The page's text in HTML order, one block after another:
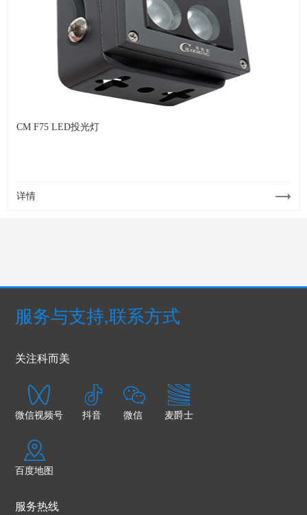
CM F75 LED投光灯
详情
服务与支持,联系方式
关注科而美
微信视频号 抖音 微信 麦爵士
百度地图
服务热线